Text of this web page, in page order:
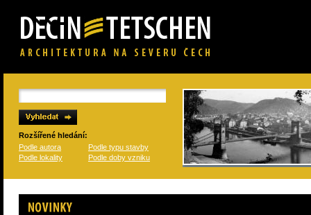
Rozšířené hledání:
Podle autora
Podle typu stavby
Podle lokality
Podle doby vzniku
Novinky